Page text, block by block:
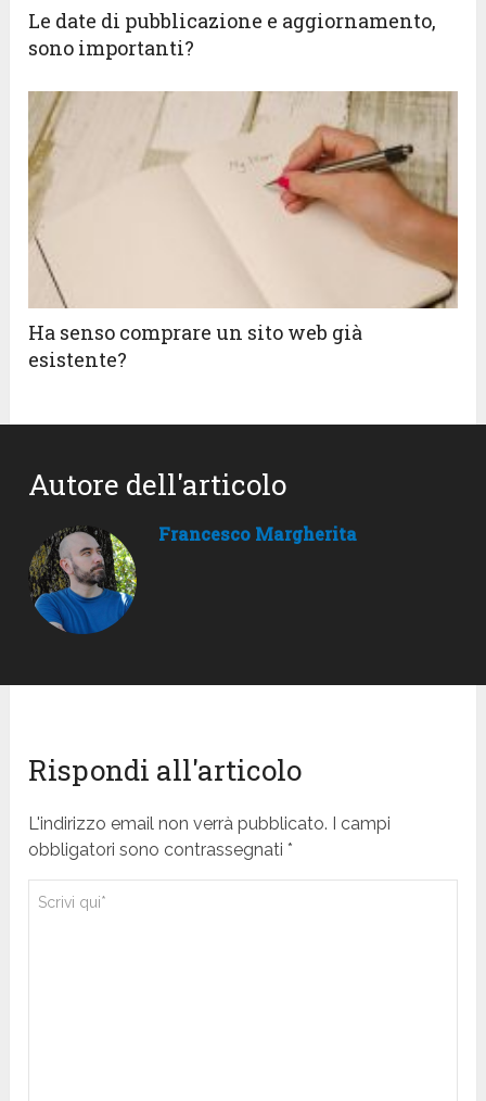
Le date di pubblicazione e aggiornamento,
sono importanti?
Ha senso comprare un sito web già
esistente?
Autore dell'articolo
Francesco Margherita
Rispondi all'articolo
L'indirizzo email non verrà pubblicato. I campi
obbligatori sono contrassegnati *